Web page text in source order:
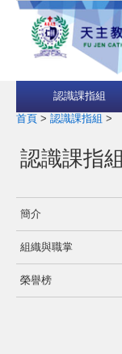
認識課指組
首頁 > 認識課指組 >
認識課指組
簡介
組織與職掌
榮譽榜